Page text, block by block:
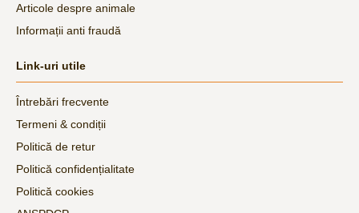
Articole despre animale
Informații anti fraudă
Link-uri utile
Întrebări frecvente
Termeni & condiții
Politică de retur
Politică confidențialitate
Politică cookies